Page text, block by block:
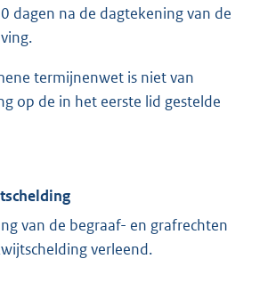
dagen na de dagtekening van de
termijnenwet is niet van
op de in het eerste lid gestelde
van de begraaf- en grafrechten
verleend.